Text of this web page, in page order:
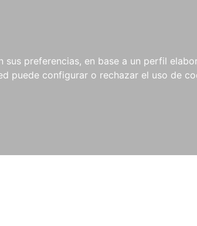
preferencias, en base a un perfil
puede configurar o rechazar el uso de